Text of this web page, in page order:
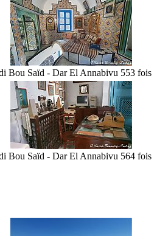
Bou Saïd - Dar El Annabivu 553 fois
Bou Saïd - Dar El Annabivu 564 fois